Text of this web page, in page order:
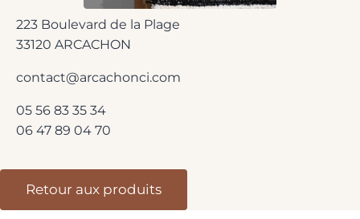
223 Boulevard de la Plage
33120 ARCACHON
contact@arcachonci.com
05 56 83 35 34
06 47 89 04 70
Retour aux produits